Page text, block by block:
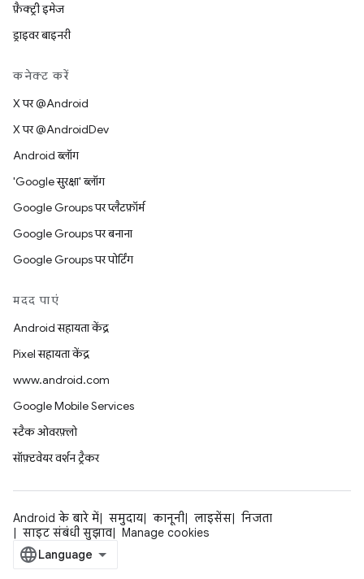
फ़ैक्ट्री इमेज
ड्राइवर बाइनरी
कनेक्ट करें
X पर @Android
X पर @AndroidDev
Android ब्लॉग
'Google सुरक्षा' ब्लॉग
Google Groups पर प्लैटफ़ॉर्म
Google Groups पर बनाना
Google Groups पर पोर्टिंग
मदद पाएं
Android सहायता केंद्र
Pixel सहायता केंद्र
www.android.com
Google Mobile Services
स्टैक ओवरफ़्लो
सॉफ़्टवेयर वर्शन ट्रैकर
Android के बारे में समुदाय कानूनी लाइसेंस
निजता
साइट संबंधी सुझाव
Manage cookies